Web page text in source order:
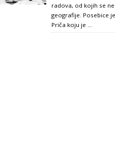
radova, od kojih se
geografije. Posebice
Priča koju je ...